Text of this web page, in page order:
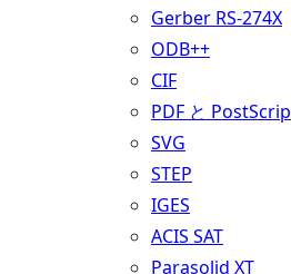
Gerber RS-274X
ODB++
CIF
PDF と
SVG
STEP
IGES
ACIS SAT
Parasolid XT